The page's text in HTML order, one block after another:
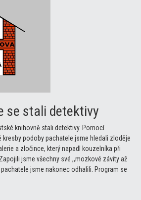
se stali detektivy
knihovně stali detektivy. Pomocí
kresby podoby pachatele jsme hledali zloděje
a zločince, který napadl kouzelníka při
jsme všechny své ,,mozkové závity až
jsme nakonec odhalili. Program se